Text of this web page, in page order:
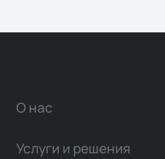
О нас
Услуги и решения